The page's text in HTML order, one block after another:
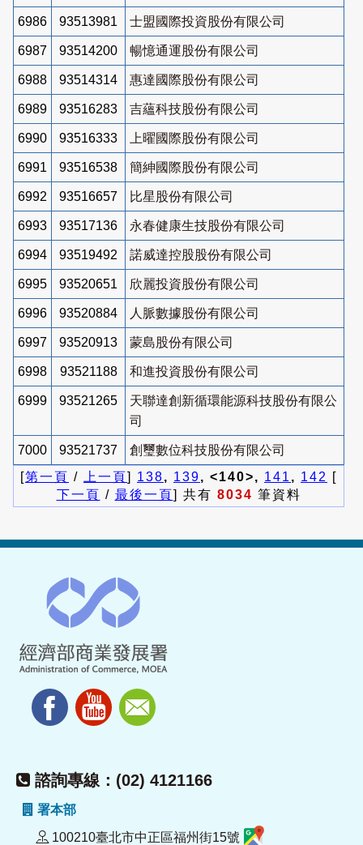
6986 93513981 士盟國際投資股份有限公司
6987 93514200 暢憶通運股份有限公司
6988 93514314 惠達國際股份有限公司
6989 93516283 吉蘊科技股份有限公司
6990 93516333 上曜國際股份有限公司
6991 93516538 簡紳國際股份有限公司
6992 93516657 比星股份有限公司
6993 93517136 永春健康生技股份有限公司
6994 93519492 諾威達控股股份有限公司
6995 93520651 欣麗投資股份有限公司
6996 93520884 人脈數據股份有限公司
6997 93520913 蒙島股份有限公司
6998 93521188 和進投資股份有限公司
6999 93521265
天聯達創新循環能源科技股份有限公
司
7000 93521737
創璽數位科技股份有限公司
[第一頁 / 上一頁] 138, 139, <140>, 141 , 142
[
下一頁 / 最後一頁] 共有 8034 筆資料
諮詢專線：(02) 4121166
署本部
100210臺北市中正區福州街15號